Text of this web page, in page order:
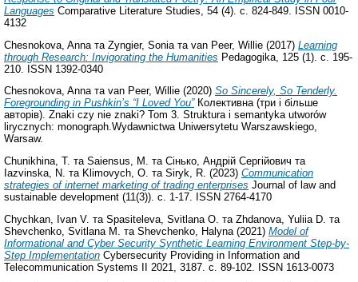
Languages Comparative Literature Studies, 54 (4). с. 824-849. ISSN 0010-
4132
Chesnokova, Anna та Zyngier, Sonia та van Peer, Willie (2017) Learning
through Research: Invigorating the Humanities Pedagogika, 125 (1). с. 195-
210. ISSN 1392-0340
Chesnokova, Annaта van Peer, Willie (2020) So Sincerely, So Tenderly.
Foregrounding in Pushkin’s “I Loved You”Колективна (три і більше
авторів). Znaki czy nie znaki? Tom 3. Struktura i semantyka utworów
lirycznych: monograph.Wydawnictwa Uniwersytetu Warszawskiego,
Warsaw.
Chunikhina, T. та Saiensus, M. та Сінько, Андрій Сергійович та
Iazvinska, N. та Klimovych, O. та Siryk, R. (2023) Communication
strategies of internet marketing of trading enterprises Journal of law and
sustainable development (11(3)). с. 1-17. ISSN 2764-4170
Chychkan, Ivan V. та Spasiteleva, Svitlana O. та Zhdanova, Yuliia D. та
Shevchenko, Svitlana M. та Shevchenko, Halyna(2021) Model of
Informational and Cyber Security Synthetic Learning Environment Step-by-
Step Implementation Cybersecurity Providing in Information and
Telecommunication Systems II 2021, 3187. с. 89-102. ISSN 1613-0073